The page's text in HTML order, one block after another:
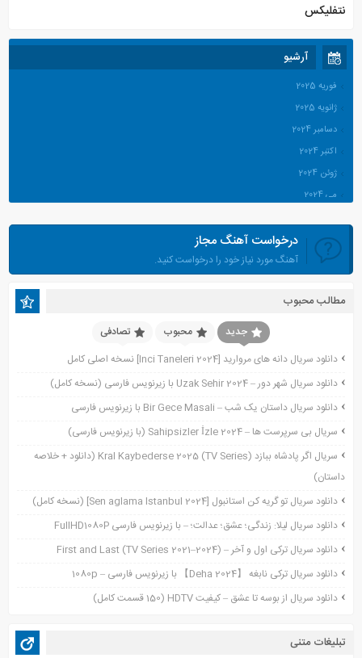
نتفلیکس
آرشیو
فوریه 2025
ژانویه 2025
دسامبر 2024
اکتبر 2024
ژوئن 2024
می 2024
مارس 2024
ژانویه 2024
نوامبر 2023
آوریل 2023
نوامبر 2022
نوامبر 2021
اکتبر 2021
سپتامبر 2021
آگوست 2021
جولای 2021
ژوئن 2021
می 2021
درخواست آهنگ مجاز
آهنگ مورد نیاز خود را درخواست کنید.
مطالب محبوب
جدید محبوب
تصادفی
دانلود سریال دانه های مروارید [Inci Taneleri 2024] نسخه اصلی کامل
دانلود سریال شهر دور – Uzak Sehir 2024 با زیرنویس فارسی (نسخه کامل)
دانلود سریال داستان یک شب – Bir Gece Masali با زیرنویس فارسی
سریال بی سرپرست ها – Sahipsizler İzle 2024 (با زیرنویس فارسی)
سریال اگر پادشاه ببازد Kral Kaybederse 2025 (TV Series) (دانلود + خلاصه
داستان)
دانلود سریال تو گریه کن استانبول [Sen aglama Istanbul 2024] (نسخه کامل)
دانلود سریال لیلا: زندگی؛ عشق؛ عدالت؛ – با زیرنویس فارسی FullHD1080P
دانلود سریال ترکی اول و آخر – First and Last (TV Series 2021–2024)
دانلود سریال ترکی نابغه 【Deha 2024】 با زیرنویس فارسی – 1080p
دانلود سریال از بوسه تا عشق – کیفیت HDTV (150 قسمت کامل)
تبلیغات متنی